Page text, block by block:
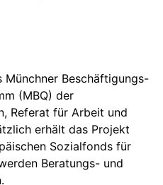
Beschäftigungs-
(MBQ) der
Referat für Arbeit und
erhält das Projekt
Sozialfonds für
Beratungs- und